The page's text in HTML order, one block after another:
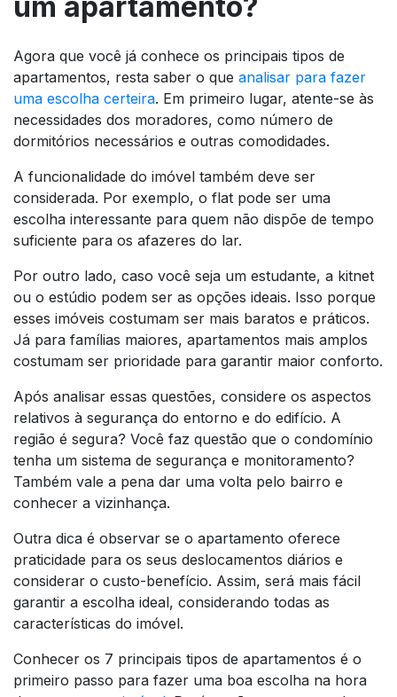
Agora que você já conhece os principais tipos de
apartamentos, resta saber o que analisar para fazer
uma escolha certeira. Em primeiro lugar, atente-se às
necessidades dos moradores, como número de
dormitórios necessários e outras comodidades.
A funcionalidade do imóvel também deve ser
considerada. Por exemplo, o flat pode ser uma
escolha interessante para quem não dispõe de tempo
suficiente para os afazeres do lar.
Por outro lado, caso você seja um estudante, a kitnet
ou o estúdio podem ser as opções ideais. Isso porque
esses imóveis costumam ser mais baratos e práticos.
Já para famílias maiores, apartamentos mais amplos
costumam ser prioridade para garantir maior conforto.
Após analisar essas questões, considere os aspectos
relativos à segurança do entorno e do edifício. A
região é segura? Você faz questão que o condomínio
tenha um sistema de segurança e monitoramento?
Também vale a pena dar uma volta pelo bairro e
conhecer a vizinhança.
Outra dica é observar se o apartamento oferece
praticidade para os seus deslocamentos diários e
considerar o custo-benefício. Assim, será mais fácil
garantir a escolha ideal, considerando todas as
características do imóvel.
Conhecer os 7 principais tipos de apartamentos é o
primeiro passo para fazer uma boa escolha na hora